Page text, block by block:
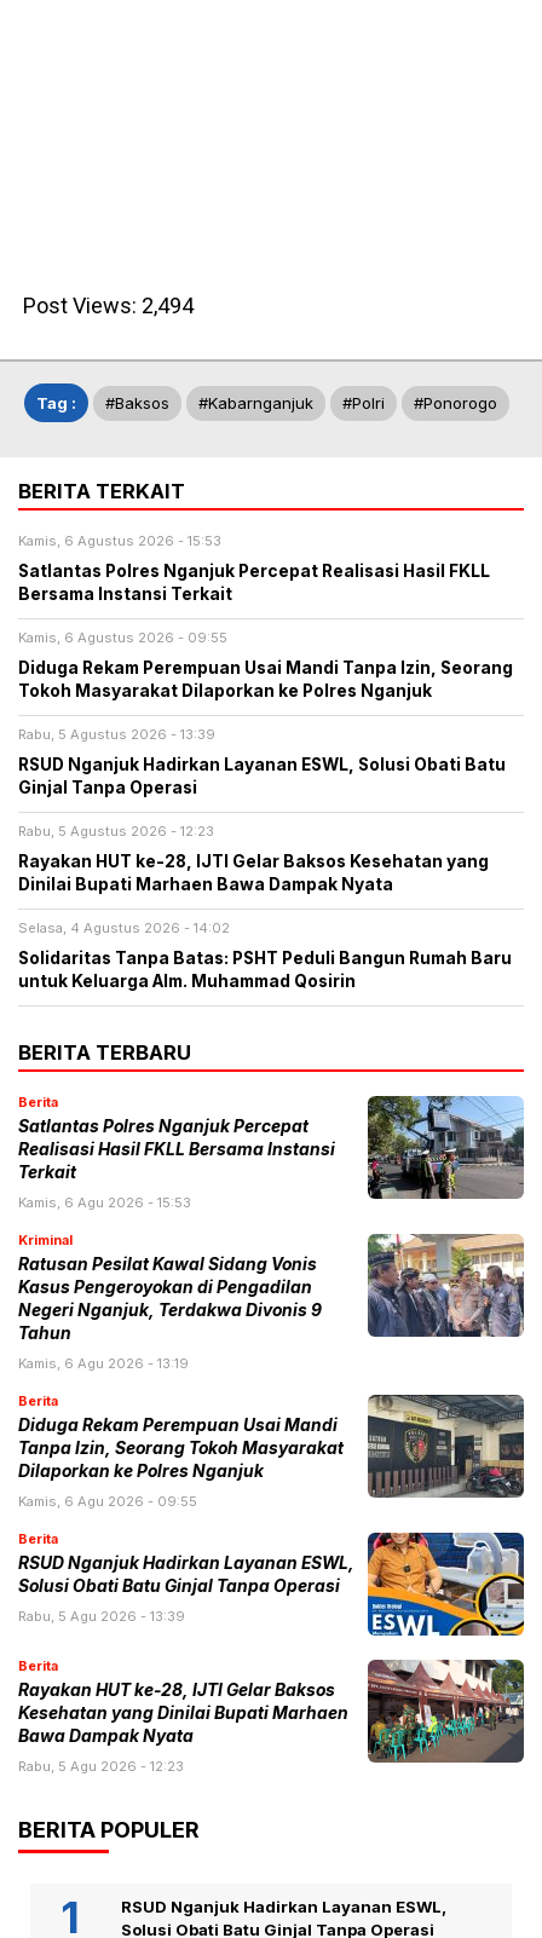
Post Views: 2,494
Tag : #baksos #kabarnganjuk #Polri #ponorogo
BERITA TERKAIT
Kamis, 6 Agustus 2026 - 15:53
Satlantas Polres Nganjuk Percepat Realisasi Hasil FKLL
Bersama Instansi Terkait
Kamis, 6 Agustus 2026 - 09:55
Diduga Rekam Perempuan Usai Mandi Tanpa Izin, Seorang
Tokoh Masyarakat Dilaporkan ke Polres Nganjuk
Rabu, 5 Agustus 2026 - 13:39
RSUD Nganjuk Hadirkan Layanan ESWL, Solusi Obati Batu
Ginjal Tanpa Operasi
Rabu, 5 Agustus 2026 - 12:23
Rayakan HUT ke-28, IJTI Gelar Baksos Kesehatan yang
Dinilai Bupati Marhaen Bawa Dampak Nyata
Selasa, 4 Agustus 2026 - 14:02
Solidaritas Tanpa Batas: PSHT Peduli Bangun Rumah Baru
untuk Keluarga Alm. Muhammad Qosirin
BERITA TERBARU
Berita
Satlantas Polres Nganjuk Percepat
Realisasi Hasil FKLL Bersama Instansi
Terkait
Kamis, 6 Agu 2026 - 15:53
Kriminal
Ratusan Pesilat Kawal Sidang Vonis
Kasus Pengeroyokan di Pengadilan
Negeri Nganjuk, Terdakwa Divonis 9
Tahun
Kamis, 6 Agu 2026 - 13:19
Berita
Diduga Rekam Perempuan Usai Mandi
Tanpa Izin, Seorang Tokoh Masyarakat
Dilaporkan ke Polres Nganjuk
Kamis, 6 Agu 2026 - 09:55
Berita
RSUD Nganjuk Hadirkan Layanan ESWL,
Solusi Obati Batu Ginjal Tanpa Operasi
Rabu, 5 Agu 2026 - 13:39
Berita
Rayakan HUT ke-28, IJTI Gelar Baksos
Kesehatan yang Dinilai Bupati Marhaen
Bawa Dampak Nyata
Rabu, 5 Agu 2026 - 12:23
BERITA POPULER
RSUD Nganjuk Hadirkan Layanan ESWL,
Solusi Obati Batu Ginjal Tanpa Operasi